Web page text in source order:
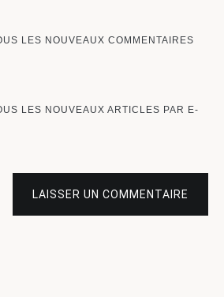
LES NOUVEAUX COMMENTAIRES
LES NOUVEAUX ARTICLES PAR E-
LAISSER UN COMMENTAIRE